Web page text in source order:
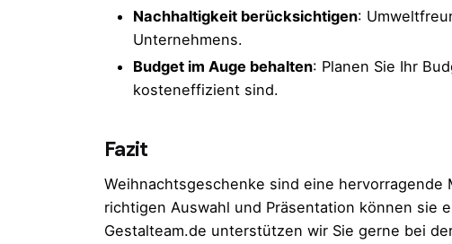
Nachhaltigkeit berücksichtigen:
Unternehmens.
Budget im Auge behalten: Planen Sie Ihr
kosteneffizient sind.
Fazit
Weihnachtsgeschenke sind eine
richtigen Auswahl und Präsentation können sie
Gestalteam.de unterstützen wir Sie gerne bei